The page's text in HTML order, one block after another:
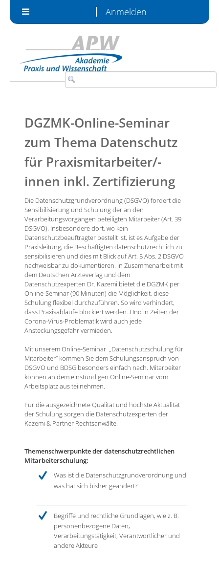
Anmelden
DGZMK-Online-Seminar
zum Thema Datenschutz
für Praxismitarbeiter/-
innen inkl. Zertifizierung
Die Datenschutzgrundverordnung (DSGVO) fordert die
Sensibilisierung und Schulung der an den
Verarbeitungsvorgängen beteiligten Mitarbeiter (Art. 39
DSGVO). Insbesondere dort, wo kein
Datenschutzbeauftragter bestellt ist, ist es Aufgabe der
Praxisleitung, die Beschäftigten datenschutzrechtlich zu
sensibilisieren und dies mit Blick auf Art. 5 Abs. 2 DSGVO
nachweisbar zu dokumentieren. In Zusammenarbeit mit
dem Deutschen Ärzteverlag und dem
Datenschutzexperten Dr. Kazemi bietet die DGZMK per
Online-Seminar (90 Minuten) die Möglichkeit, diese
Schulung flexibel durchzuführen. So wird verhindert,
dass Praxisabläufe blockiert werden. Und in Zeiten der
Corona-Virus-Problematik wird auch jede
Ansteckungsgefahr vermieden.
Mit unserem Online-Seminar „Datenschutzschulung für
Mitarbeiter“ kommen Sie dem Schulungsanspruch von
DSGVO und BDSG besonders einfach nach. Mitarbeiter
können an dem einstündigen Online-Seminar vom
Arbeitsplatz aus teilnehmen.
Für die ausgezeichnete Qualität und höchste Aktualität
der Schulung sorgen die Datenschutzexperten der
Kazemi & Partner Rechtsanwälte.
Themenschwerpunkte der datenschutzrechtlichen
Mitarbeiterschulung:
Was ist die Datenschutzgrundverordnung und
was hat sich bisher geändert?
Begriffe und rechtliche Grundlagen, wie z. B.
personenbezogene Daten,
Verarbeitungstätigkeit, Verantwortlicher und
andere Akteure